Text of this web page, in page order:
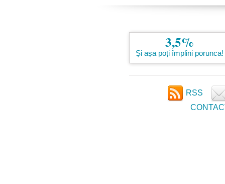
3,5%
Și așa poți împlini porunca!
RSS